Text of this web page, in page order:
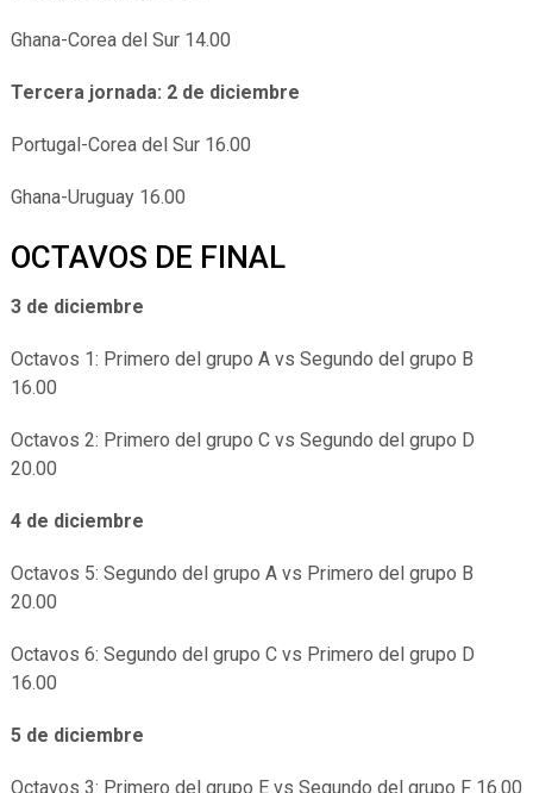
Ghana-Corea del Sur 14.00
Tercera jornada: 2 de diciembre
Portugal-Corea del Sur 16.00
Ghana-Uruguay 16.00
OCTAVOS DE FINAL
3 de diciembre
Octavos 1: Primero del grupo A vs Segundo del grupo B
16.00
Octavos 2: Primero del grupo C vs Segundo del grupo D
20.00
4 de diciembre
Octavos 5: Segundo del grupo A vs Primero del grupo B
20.00
Octavos 6: Segundo del grupo C vs Primero del grupo D
16.00
5 de diciembre
Octavos 3: Primero del grupo E vs Segundo del grupo F 16.00